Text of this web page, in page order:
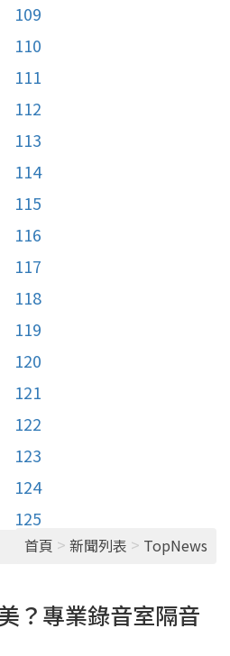
109
110
111
112
113
114
115
116
117
118
119
120
121
122
123
124
125
首頁 > 新聞列表 > TopNews
？專業錄音室隔音